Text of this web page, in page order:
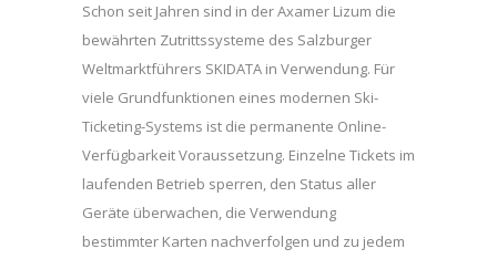
Schon seit Jahren sind in der Axamer Lizum die
bewährten Zutrittssysteme des Salzburger
Weltmarktführers SKIDATA in Verwendung. Für
viele Grundfunktionen eines modernen Ski-
Ticketing-Systems ist die permanente Online-
Verfügbarkeit Voraussetzung. Einzelne Tickets im
laufenden Betrieb sperren, den Status aller
Geräte überwachen, die Verwendung
bestimmter Karten nachverfolgen und zu jedem